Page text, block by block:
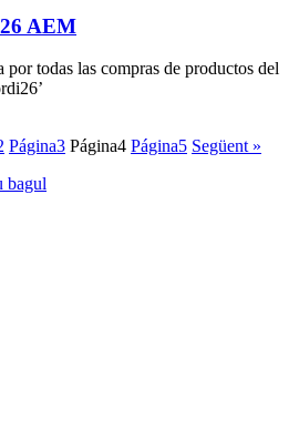
AEM
todas las compras de productos del
Página3 Página4 Página5 Següent »
bagul